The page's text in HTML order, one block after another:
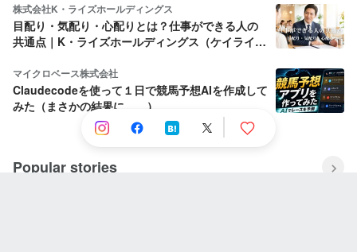
株式会社K・ライズホールディングス
目配り・気配り・心配りとは？仕事ができる人の
共通点｜K・ライズホールディングス（ケイライ
マイクロベース株式会社
Claudecodeを使って１日で競馬予想AIを作成して
みた（まさかの結果に。。）
Popular stories